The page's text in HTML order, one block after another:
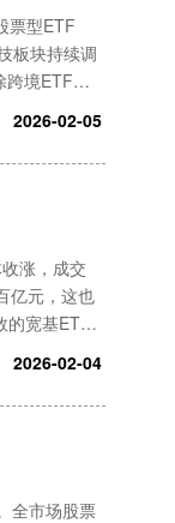
票型ETF
板块持续调
跨境ETF）
2026-02-05
涨，成交
亿元，这也
的宽基ET
2026-02-04
全市场股票